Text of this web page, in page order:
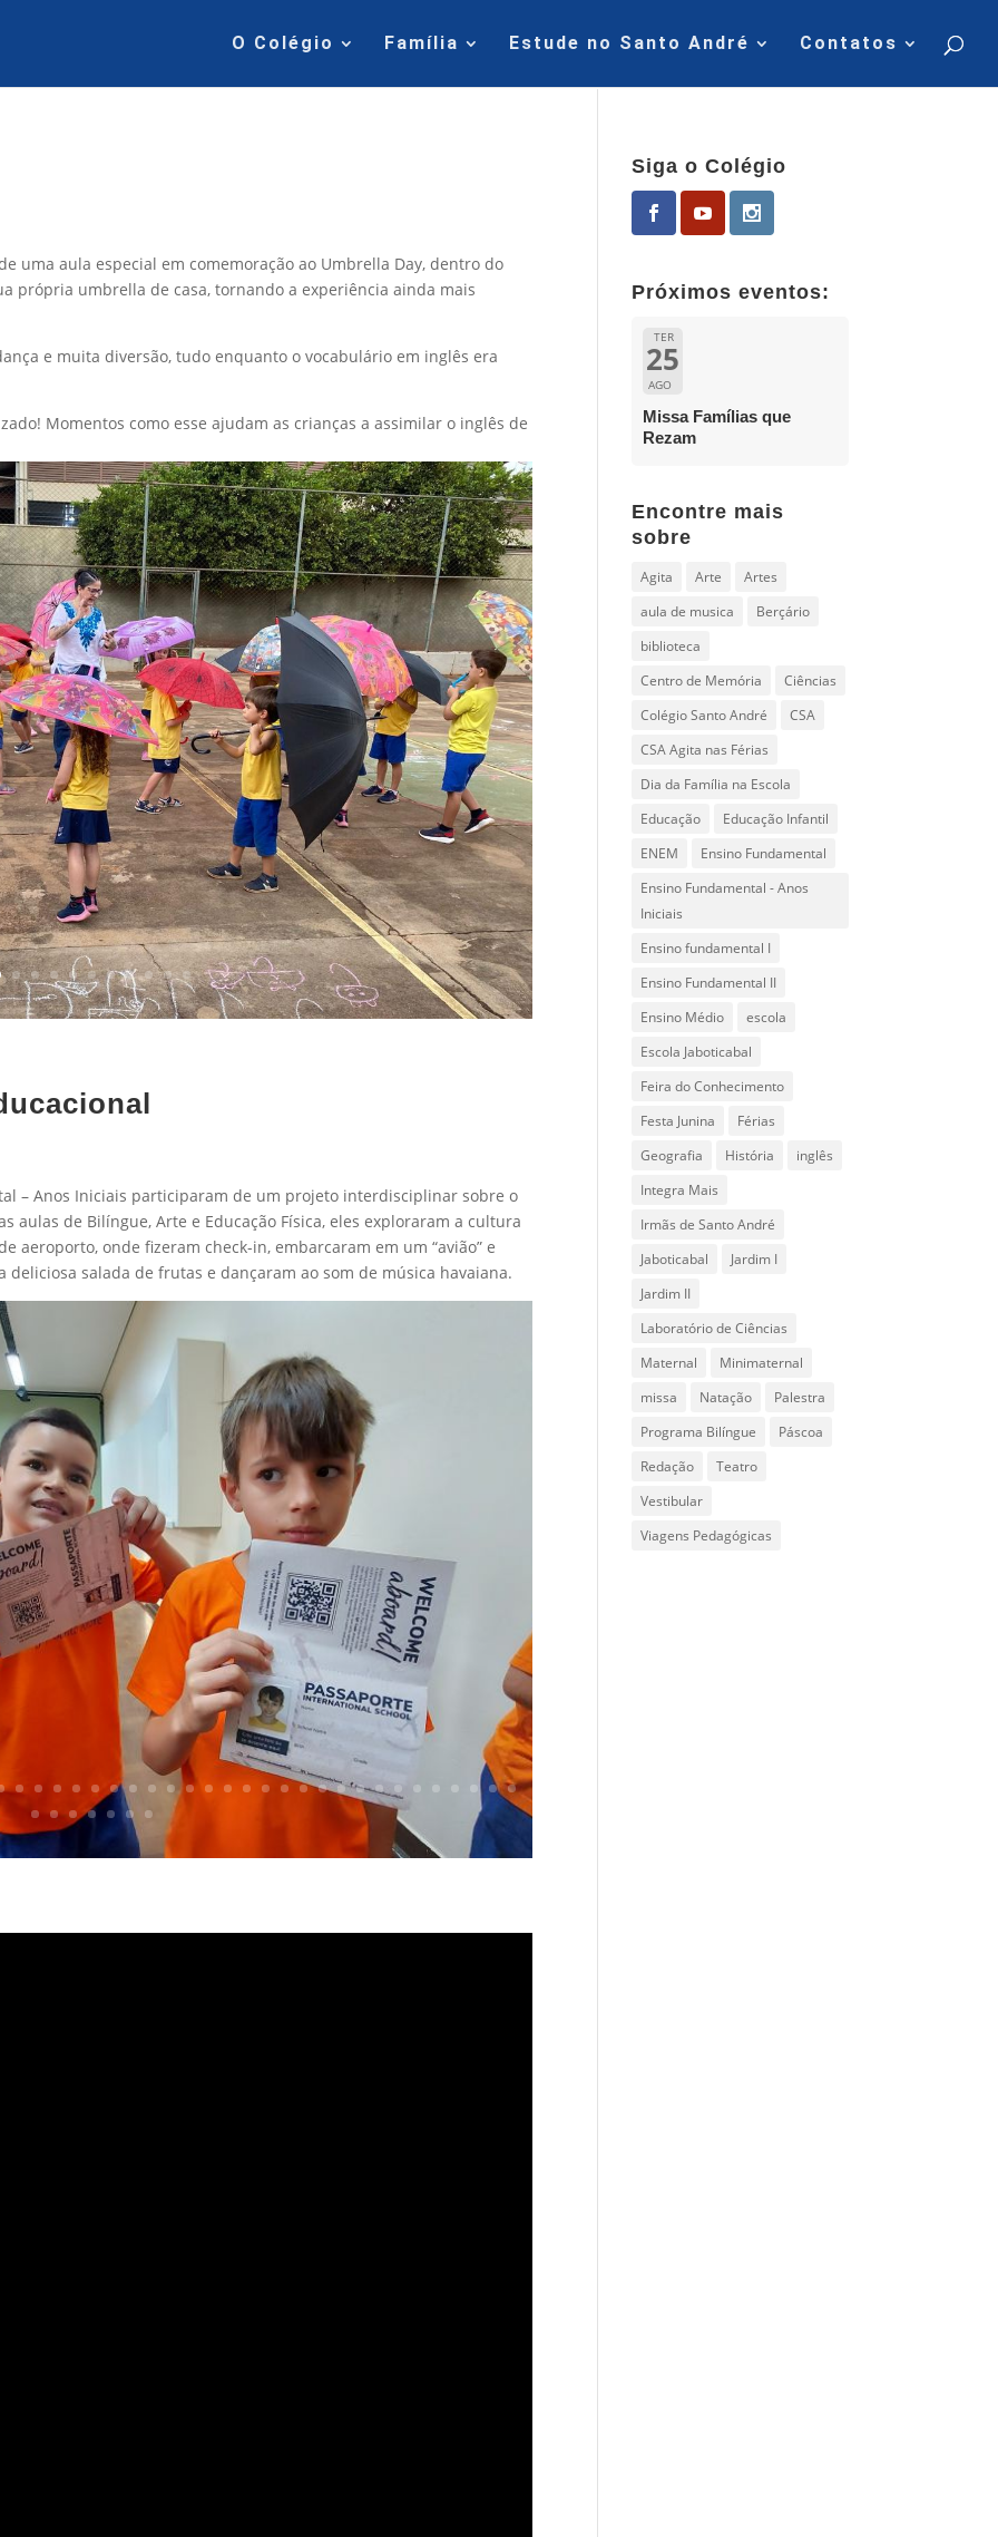
O Colégio Família Estude no Santo André Contatos
uma aula especial em comemoração ao Umbrella Day, dentro do
própria umbrella de casa, tornando a experiência ainda mais
e muita diversão, tudo enquanto o vocabulário em inglês era
Momentos como esse ajudam as crianças a assimilar o inglês de
– Anos Iniciais participaram de um projeto interdisciplinar sobre o
aulas de Bilíngue, Arte e Educação Física, eles exploraram a cultura
aeroporto, onde fizeram check-in, embarcaram em um “avião” e
deliciosa salada de frutas e dançaram ao som de música havaiana.
Siga o Colégio
Próximos eventos:
TER
25
AGO
Missa Famílias que
Rezam
Encontre mais
sobre
Agita Arte
Artes
aula de musica
Berçário
biblioteca
Centro de Memória
Ciências
Colégio Santo André
CSA
CSA Agita nas Férias
Dia da Família na Escola
Educação
Educação Infantil
ENEM
Ensino Fundamental
Ensino Fundamental - Anos
Iniciais
Ensino fundamental I
Ensino Fundamental II
Ensino Médio
escola
Escola Jaboticabal
Feira do Conhecimento
Festa Junina
Férias
Geografia
História
inglês
Integra Mais
Irmãs de Santo André
Jaboticabal
Jardim I
Jardim II
Laboratório de Ciências
Maternal
Minimaternal
missa
Natação
Palestra
Programa Bilíngue
Páscoa
Redação
Teatro
Vestibular
Viagens Pedagógicas